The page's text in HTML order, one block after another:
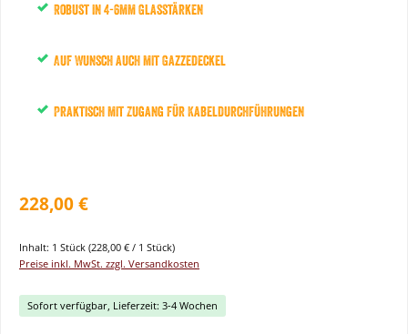
Robust in 4-6mm Glasstärken
Auf Wunsch auch mit Gazzedeckel
Praktisch mit Zugang für Kabeldurchführungen
228,00 €
Inhalt: 1 Stück (228,00 € / 1 Stück)
Preise inkl. MwSt. zzgl. Versandkosten
Sofort verfügbar, Lieferzeit: 3-4 Wochen